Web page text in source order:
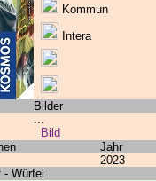
Kommun
Intera
Bilder
...
Bild
Jahr
2023
Würfel